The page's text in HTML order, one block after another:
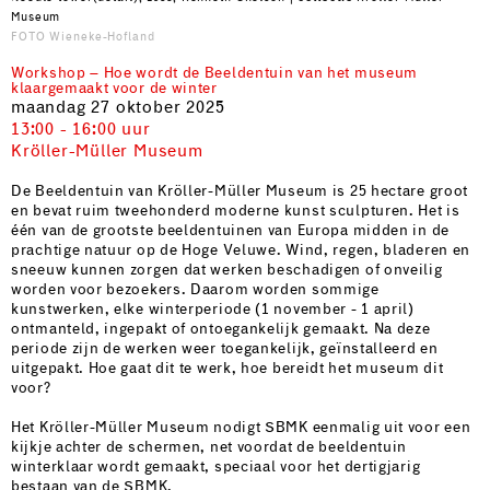
Museum
FOTO Wieneke-Hofland
Workshop – Hoe wordt de Beeldentuin van het museum
klaargemaakt voor de winter
maandag 27 oktober 2025
13:00 - 16:00 uur
Kröller-Müller Museum
De Beeldentuin van Kröller-Müller Museum is 25 hectare groot
en bevat ruim tweehonderd moderne kunst sculpturen. Het is
één van de grootste beeldentuinen van Europa midden in de
prachtige natuur op de Hoge Veluwe. Wind, regen, bladeren en
sneeuw kunnen zorgen dat werken beschadigen of onveilig
worden voor bezoekers. Daarom worden sommige
kunstwerken, elke winterperiode (1 november - 1 april)
ontmanteld, ingepakt of ontoegankelijk gemaakt. Na deze
periode zijn de werken weer toegankelijk, geïnstalleerd en
uitgepakt. Hoe gaat dit te werk, hoe bereidt het museum dit
voor?
Het Kröller-Müller Museum nodigt SBMK eenmalig uit voor een
kijkje achter de schermen, net voordat de beeldentuin
winterklaar wordt gemaakt, speciaal voor het dertigjarig
bestaan van de SBMK.